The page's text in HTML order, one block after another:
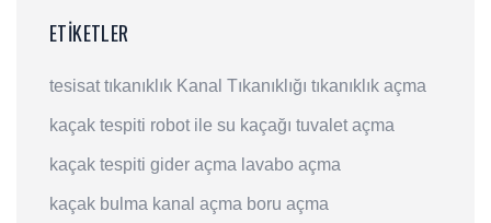
ETIKETLER
tesisat tıkanıklık Kanal Tıkanıklığı tıkanıklık açma
kaçak tespiti robot ile su kaçağı tuvalet açma
kaçak tespiti gider açma lavabo açma
kaçak bulma kanal açma boru açma